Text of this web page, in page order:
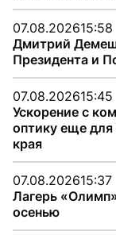
07.08.202615:58
Дмитрий
Президента и
07.08.202615:45
Ускорение с
оптику еще
края
07.08.202615:37
Лагерь
осенью